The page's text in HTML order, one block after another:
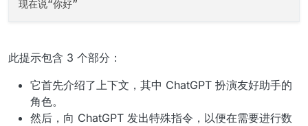
此提示包含 3 个部分：
它首先介绍了上下文，其中 ChatGPT 扮演友好助手的
角色。
然后，向 ChatGPT 发出特殊指令，以便在需要进行数